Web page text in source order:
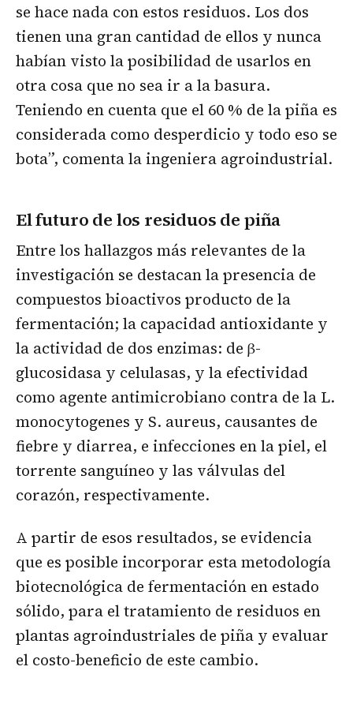
se hace nada con estos residuos. Los dos
tienen una gran cantidad de ellos y nunca
habían visto la posibilidad de usarlos en
otra cosa que no sea ir a la basura.
Teniendo en cuenta que el 60 % de la piña es
considerada como desperdicio y todo eso se
bota”, comenta la ingeniera agroindustrial.
El futuro de los residuos de piña
Entre los hallazgos más relevantes de la
investigación se destacan la presencia de
compuestos bioactivos producto de la
fermentación; la capacidad antioxidante y
la actividad de dos enzimas: de β-
glucosidasa y celulasas, y la efectividad
como agente antimicrobiano contra de la L.
monocytogenes y S. aureus, causantes de
fiebre y diarrea, e infecciones en la piel, el
torrente sanguíneo y las válvulas del
corazón, respectivamente.
A partir de esos resultados, se evidencia
que es posible incorporar esta metodología
biotecnológica de fermentación en estado
sólido, para el tratamiento de residuos en
plantas agroindustriales de piña y evaluar
el costo-beneficio de este cambio.